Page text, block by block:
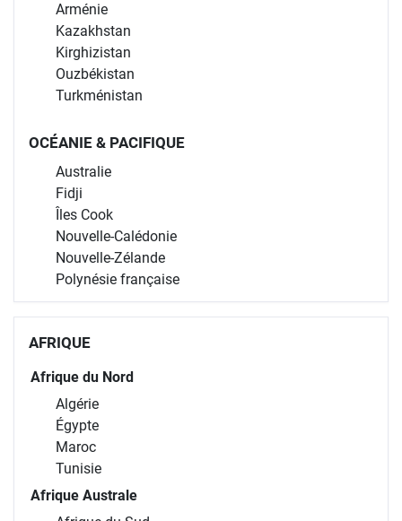
Arménie
Kazakhstan
Kirghizistan
Ouzbékistan
Turkménistan
OCÉANIE & PACIFIQUE
Australie
Fidji
Îles Cook
Nouvelle-Calédonie
Nouvelle-Zélande
Polynésie française
AFRIQUE
Afrique du Nord
Algérie
Égypte
Maroc
Tunisie
Afrique Australe